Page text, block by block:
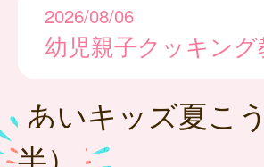
2026/08/06
幼児親子クッキング
あいキッズ夏こ
半）